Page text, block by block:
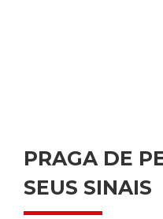
PRAGA DE
SEUS SINAIS